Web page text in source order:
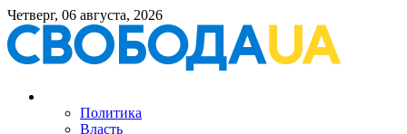
Четверг, 06 августа, 2026
Политика
Власть